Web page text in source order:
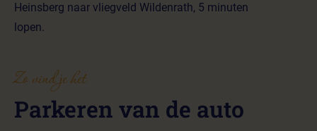
Heinsberg naar vliegveld Wildenrath, 5 minuten
lopen.
Zo vind je het
Parkeren van de auto